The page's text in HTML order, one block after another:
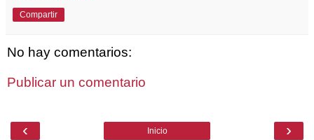
Compartir
No hay comentarios:
Publicar un comentario
‹ ›
Inicio